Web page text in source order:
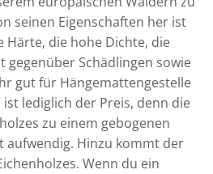
seinen Eigenschaften her ist
Härte, die hohe Dichte, die
gegenüber Schädlingen sowie
gut für Hängemattengestelle
lediglich der Preis, denn die
zu einem gebogenen
aufwendig. Hinzu kommt der
Wenn du ein